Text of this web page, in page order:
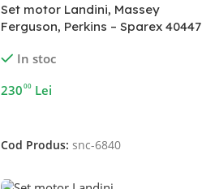
Set motor Landini, Massey
Ferguson, Perkins – Sparex 40447
In stoc
230 00 Lei
Cod Produs:snc-6840